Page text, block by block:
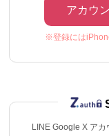
アカウ
※登録には
LINE Google X アカ